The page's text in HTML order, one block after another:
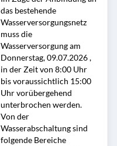
das bestehende
Wasserversorgungsnetz
muss die
Wasserversorgung am
Donnerstag, 09.07.2026 ,
in der Zeit von 8:00 Uhr
bis voraussichtlich 15:00
Uhr vorübergehend
unterbrochen werden.
Von der
Wasserabschaltung sind
folgende Bereiche